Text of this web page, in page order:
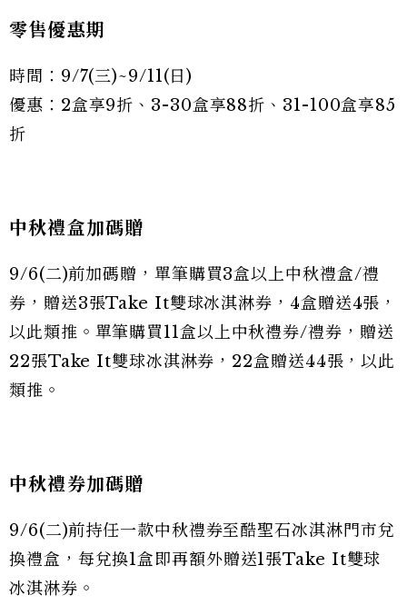
零售優惠期
時間：9/7(三)~9/11(日)
優惠：2盒享9折、3-30盒享88折、31-100盒享85
折
中秋禮盒加碼贈
9/6(二)前加碼贈，單筆購買3盒以上中秋禮盒/禮
券，贈送3張Take It雙球冰淇淋券，4盒贈送4張，
以此類推。單筆購買11盒以上中秋禮券/禮券，贈送
22張Take It雙球冰淇淋券，22盒贈送44張，以此
類推。
中秋禮券加碼贈
9/6(二)前持任一款中秋禮券至酷聖石冰淇淋門市兌
換禮盒，每兌換1盒即再額外贈送1張Take It雙球
冰淇淋券。